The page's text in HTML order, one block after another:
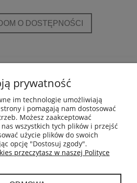
O DOSTĘPNOŚCI
I DOSTAWA
I ZWROTY
KONTO
prywatność
im technologie umożliwiają
i pomagają nam dostosować
Możesz zaakceptować
wszystkich tych plików i przejść
użycie plików do swoich
opcję "Dostosuj zgody".
przeczytasz w naszej Polityce